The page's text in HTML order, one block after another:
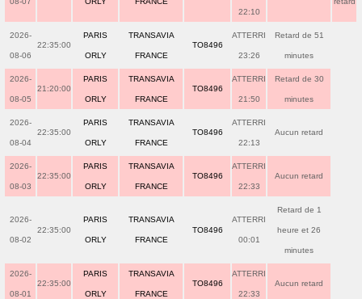
22:10
2026-
08-06
22:35:00
PARIS
ORLY
TRANSAVIA
FRANCE
TO8496
ATTERRI
23:26
Retard de 51
minutes
2026-
08-05
21:20:00
PARIS
ORLY
TRANSAVIA
FRANCE
TO8496
ATTERRI
21:50
Retard de 30
minutes
2026-
08-04
22:35:00
PARIS
ORLY
TRANSAVIA
FRANCE
TO8496
ATTERRI
22:13
Aucun retard
2026-
08-03
22:35:00
PARIS
ORLY
TRANSAVIA
FRANCE
TO8496
ATTERRI
22:33
Aucun retard
2026-
08-02
22:35:00
PARIS
ORLY
TRANSAVIA
FRANCE
TO8496
ATTERRI
00:01
Retard de 1
heure et 26
minutes
2026-
08-01
22:35:00
PARIS
ORLY
TRANSAVIA
FRANCE
TO8496
ATTERRI
22:33
Aucun retard